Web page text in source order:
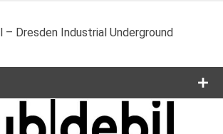
– Dresden Industrial Underground